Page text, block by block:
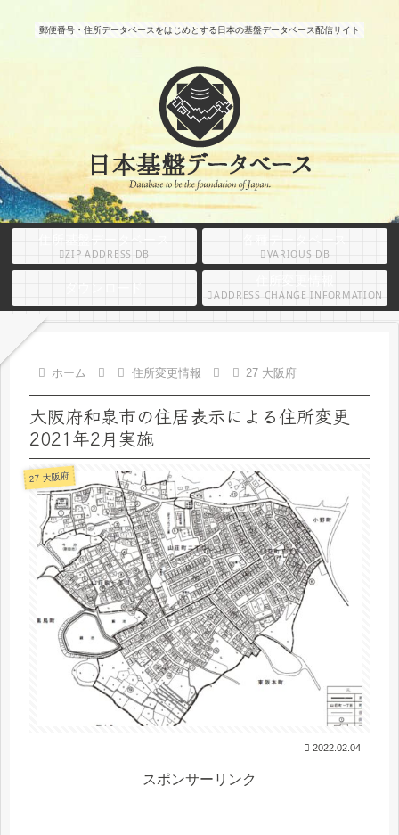
郵便番号・住所データベースをはじめとする日本の基盤データベース配信サイト
住所基盤データベース
ZIP ADDRESS DB VARIOUS DB
ADDRESS CHANGE INFORMATION
ホーム 住所変更情報 27 大阪府
大阪府和泉市の住居表示による住所変更
2021年2月実施
27 大阪府
2022.02.04
スポンサーリンク